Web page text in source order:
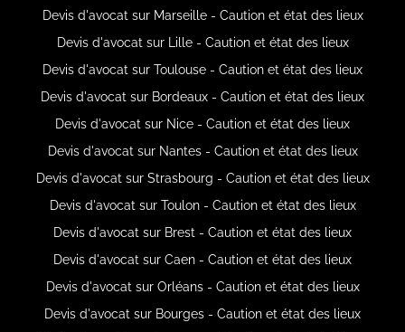
Devis d'avocat sur Marseille - Caution et état des lieux
Devis d'avocat sur Lille - Caution et état des lieux
Devis d'avocat sur Toulouse - Caution et état des lieux
Devis d'avocat sur Bordeaux - Caution et état des lieux
Devis d'avocat sur Nice - Caution et état des lieux
Devis d'avocat sur Nantes - Caution et état des lieux
Devis d'avocat sur Strasbourg - Caution et état des lieux
Devis d'avocat sur Toulon - Caution et état des lieux
Devis d'avocat sur Brest - Caution et état des lieux
Devis d'avocat sur Caen - Caution et état des lieux
Devis d'avocat sur Orléans - Caution et état des lieux
Devis d'avocat sur Bourges - Caution et état des lieux